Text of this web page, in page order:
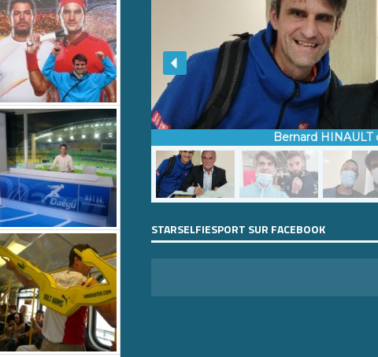
Bernard HINAULT
STARSELFIESPORT SUR FACEBOOK